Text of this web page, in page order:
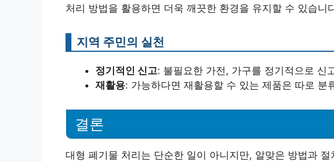
처리 방법을 활용하면 더욱 깨끗한 환경을 유지할 수 있습니
지역 주민의 실천
정기적인 신고: 불필요한 가전, 가구를 정기적으로 신
재활용: 가능하다면 재활용할 수 있는 제품은 따로 분
결론
대형 폐기물 처리는 단순한 일이 아니지만, 알맞은 방법과